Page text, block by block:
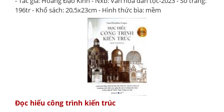
196tr - Khổ sách: 20,5x23cm - Hình thức bìa: mềm
Đọc hiểu công trình kiến trúc